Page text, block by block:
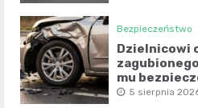
Bezpieczeństwo
Dzielnicowi
mu
5 sierpnia